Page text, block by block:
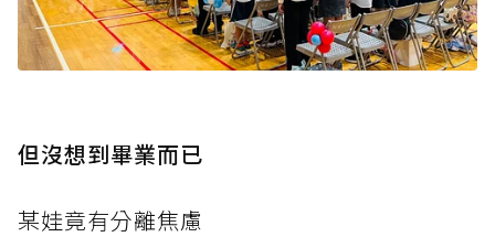
但沒想到畢業而已
某娃竟有分離焦慮